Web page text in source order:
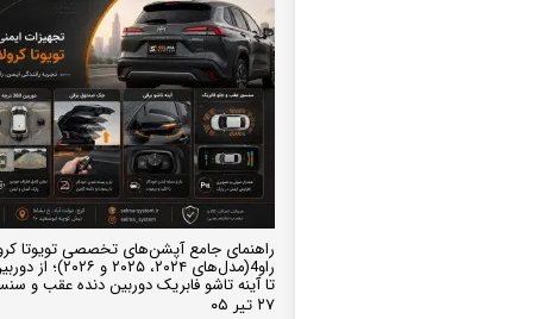
راهنمای جامع آپشن‌های تخصصی تویوتا
تا آینه تاشو فابریک دوربین دنده عقب و
۲۷ تیر ۰۵